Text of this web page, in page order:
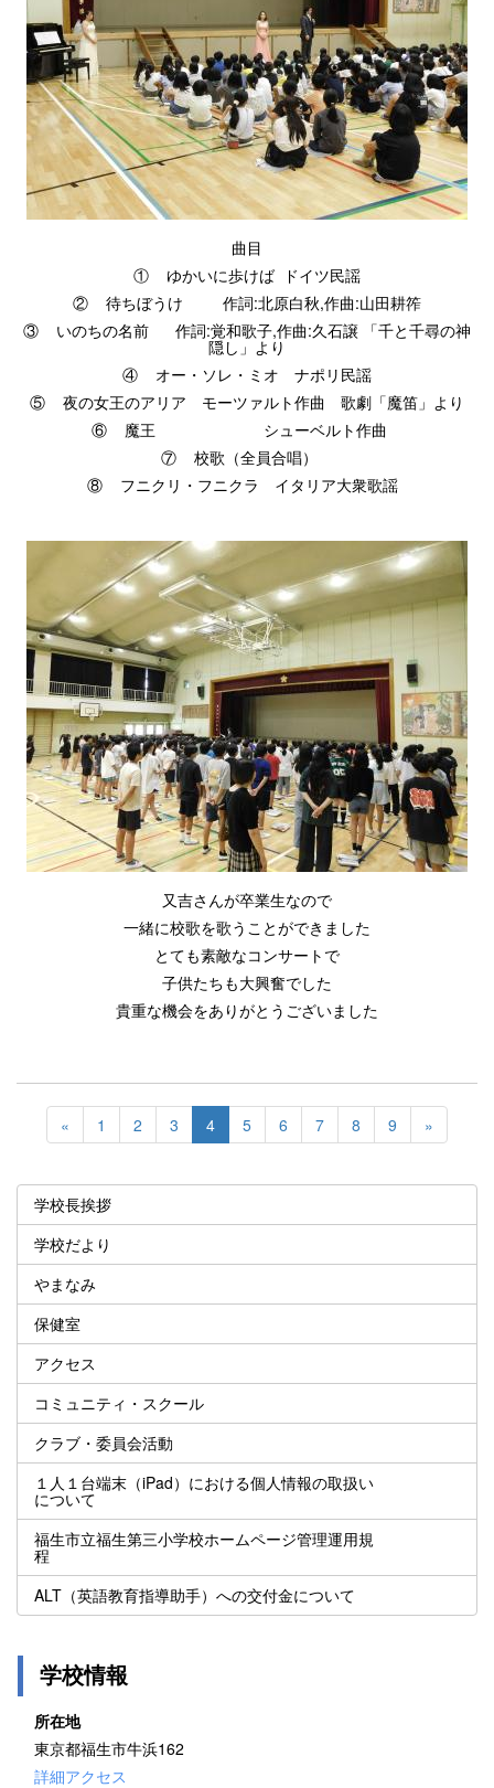
曲目
① ゆかいに歩けば ドイツ民謡
② 待ちぼうけ 作詞:北原白秋,作曲:山田耕筰
③ いのちの名前 作詞:覚和歌子,作曲:久石譲 「千と千尋の神
隠し」より
④ オー・ソレ・ミオ ナポリ民謡
⑤ 夜の女王のアリア モーツァルト作曲 歌劇「魔笛」より
⑥ 魔王 シューベルト作曲
⑦ 校歌（全員合唱）
⑧ フニクリ・フニクラ イタリア大衆歌謡
又吉さんが卒業生なので
一緒に校歌を歌うことができました
とても素敵なコンサートで
子供たちも大興奮でした
貴重な機会をありがとうございました
« 1 2 3 4 5 6 7 8 9 »
学校長挨拶
学校だより
やまなみ
保健室
アクセス
コミュニティ・スクール
クラブ・委員会活動
１人１台端末（iPad）における個人情報の取扱い
について
福生市立福生第三小学校ホームページ管理運用規
程
ALT（英語教育指導助手）への交付金について
学校情報
所在地
東京都福生市牛浜162
詳細アクセス